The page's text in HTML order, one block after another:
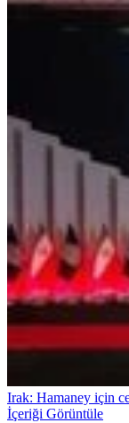
Irak: Hamaney için
İçeriği Görüntüle